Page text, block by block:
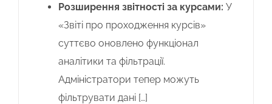
Розширення звітності за курсами: У
«Звіті про проходження курсів»
суттєво оновлено функціонал
аналітики та фільтрації.
Адміністратори тепер можуть
фільтрувати дані […]